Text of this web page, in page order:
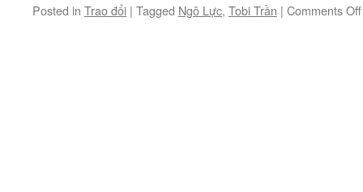
Posted in Trao đổi | Tagged Ngô Lực, Tobi Trần | Comments Off